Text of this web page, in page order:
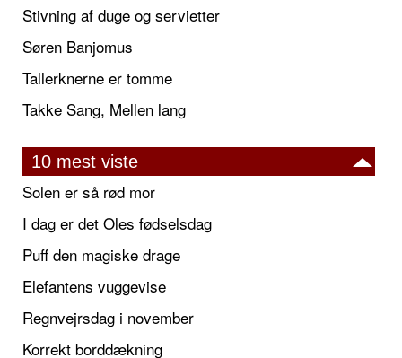
Stivning af duge og servietter
Søren Banjomus
Tallerknerne er tomme
Takke Sang, Mellen lang
10 mest viste
Solen er så rød mor
I dag er det Oles fødselsdag
Puff den magiske drage
Elefantens vuggevise
Regnvejrsdag i november
Korrekt borddækning